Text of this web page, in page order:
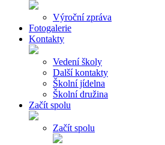
Výroční zpráva
Fotogalerie
Kontakty
Vedení školy
Další kontakty
Školní jídelna
Školní družina
Začít spolu
Začít spolu